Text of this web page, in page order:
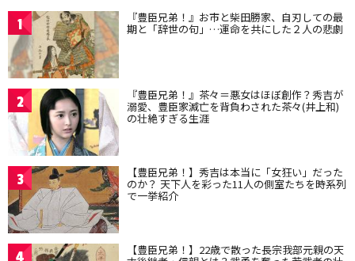
1 『豊臣兄弟！』お市と柴田勝家、自刃しての最
期と「辞世の句」…運命を共にした２人の悲劇
2 『豊臣兄弟！』茶々＝悪女はほぼ創作？秀吉が
溺愛、豊臣家滅亡を背負わされた茶々(井上和)
の壮絶すぎる生涯
3 【豊臣兄弟！】秀吉は本当に「女狂い」だった
のか？ 天下人を彩った11人の側室たちを時系列
で一挙紹介
4 【豊臣兄弟！】22歳で散った長宗我部元親の天